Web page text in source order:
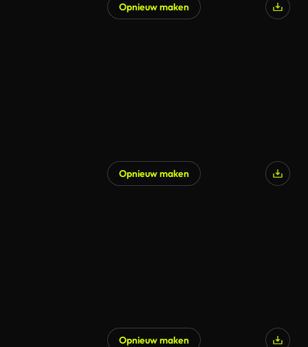
Opnieuw maken
Opnieuw maken
Opnieuw maken